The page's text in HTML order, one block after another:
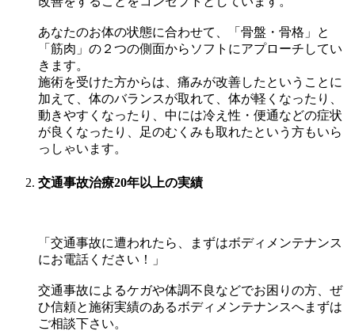
あなたのお体の状態に合わせて、「骨盤・骨格」と
「筋肉」の２つの側面からソフトにアプローチしてい
きます。
施術を受けた方からは、痛みが改善したということに
加えて、体のバランスが取れて、体が軽くなったり、
動きやすくなったり、中には冷え性・便通などの症状
が良くなったり、足のむくみも取れたという方もいら
っしゃいます。
交通事故治療20年以上の実績
「交通事故に遭われたら、まずはボディメンテナンス
にお電話ください！」
交通事故によるケガや体調不良などでお困りの方、ぜ
ひ信頼と施術実績のあるボディメンテナンスへまずは
ご相談下さい。